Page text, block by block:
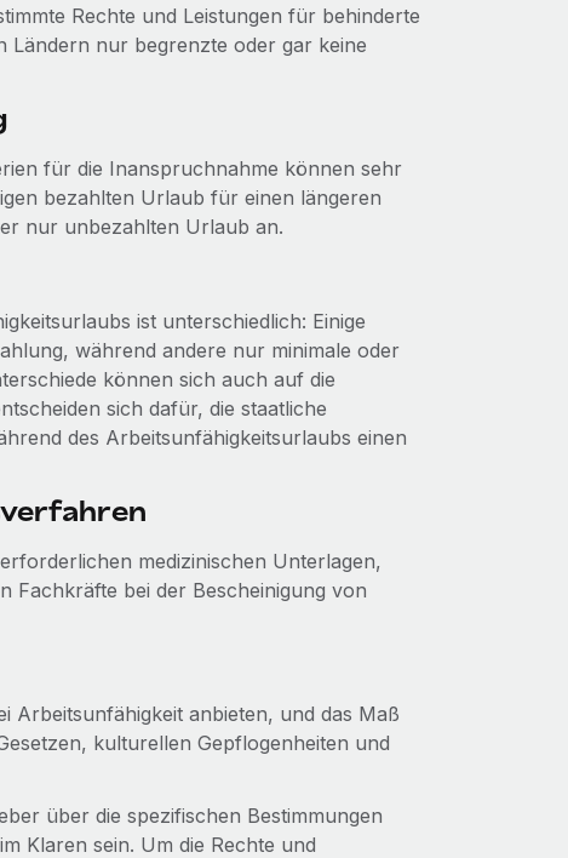
Rechte und Leistungen für behinderte
Ländern nur begrenzte oder gar keine
für die Inanspruchnahme können sehr
bezahlten Urlaub für einen längeren
nur unbezahlten Urlaub an.
ist unterschiedlich: Einige
während andere nur minimale oder
können sich auch auf die
sich dafür, die staatliche
des Arbeitsunfähigkeitsurlaubs einen
medizinischen Unterlagen,
Fachkräfte bei der Bescheinigung von
Arbeitsunfähigkeit anbieten, und das Maß
kulturellen Gepflogenheiten und
über die spezifischen Bestimmungen
Klaren sein. Um die Rechte und